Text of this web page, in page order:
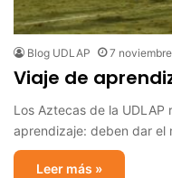
Blog UDLAP 7
Viaje de
Los Aztecas de la
aprendizaje: deben dar el
Leer más »